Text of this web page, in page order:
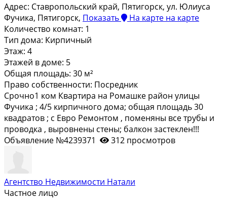
Адрес: Ставропольский край, Пятигорск, ул. Юлиуса
Фучика, Пятигорск, Показать На карте на карте
Количество комнат: 1
Тип дома: Кирпичный
Этаж: 4
Этажей в доме: 5
Общая площадь: 30 м²
Право собственности: Посредник
Срочно1 ком Квартира на Ромашке район улицы
Фучика ; 4/5 кирпичного дома; общая площадь 30
квадратов ; с Евро Ремонтом , поменяны все трубы и
проводка , выровнены стены; балкон застеклен!!!
Объявление №4239371
312 просмотров
Агентство Недвижимости Натали
Частное лицо